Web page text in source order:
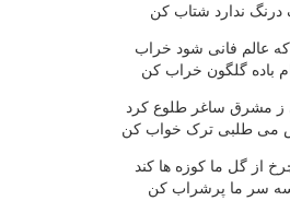
درنگ ندارد شتاب کن
که عالم فانی شود خراب
باده گلگون خراب کن
ز مشرق ساغر طلوع کرد
می طلبی ترک خواب کن
از گل ما کوزه ها کند
سر ما پرشراب کن